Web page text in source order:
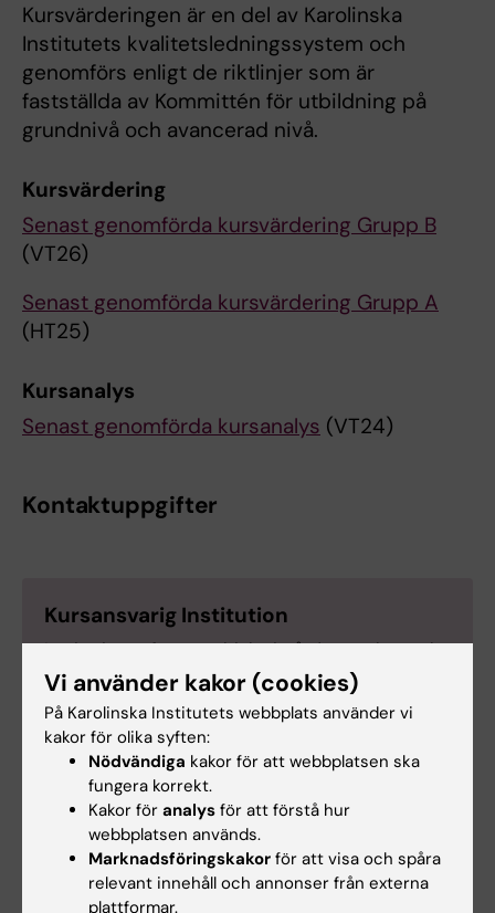
Kursvärderingen är en del av Karolinska
Institutets kvalitetsledningssystem och
genomförs enligt de riktlinjer som är
fastställda av Kommittén för utbildning på
grundnivå och avancerad nivå.
Kursvärdering
Senast genomförda kursvärdering Grupp B
(VT26)
Senast genomförda kursvärdering Grupp A
(HT25)
Kursanalys
Senast genomförda kursanalys (VT24)
Kontaktuppgifter
Kursansvarig Institution
Institutionen för neurobiologi, vårdvetenskap och
samhälle, sektionen för omvårdna
Rebecca Craig Popenoe
Kursansvarig
Telefon:
+46852483924
Vi använder kakor (cookies)
På Karolinska Institutets webbplats använder vi
kakor för olika syften:
Nödvändiga kakor för att webbplatsen ska
fungera korrekt.
Kakor för analys för att förstå hur
webbplatsen används.
Marknadsföringskakor för att visa och spåra
relevant innehåll och annonser från externa
plattformar.